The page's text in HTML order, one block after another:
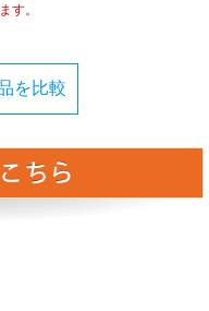
す。
を比較